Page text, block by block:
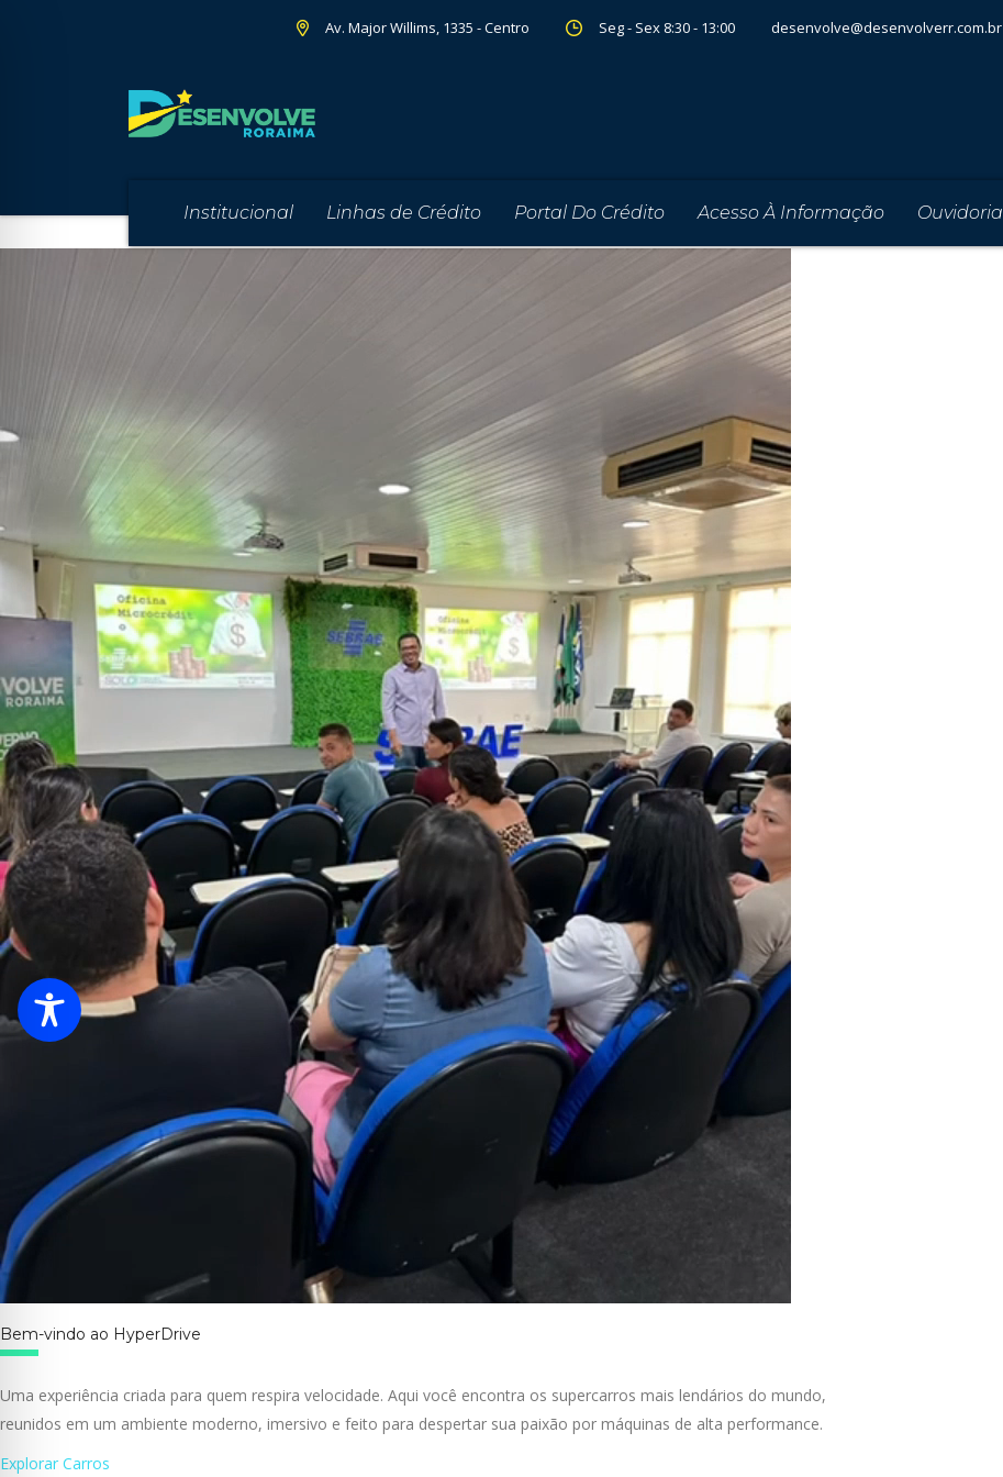
Av. Major Willims, 1335 - Centro Seg - Sex 8:30 - 13:00 desenvolve@desenvolverr.com.br
Institucional Linhas de Crédito Portal Do Crédito Acesso À Informação Ouvidoria
Bem-vindo ao HyperDrive
Uma experiência criada para quem respira velocidade. Aqui você encontra os supercarros mais lendários do mundo,
reunidos em um ambiente moderno, imersivo e feito para despertar sua paixão por máquinas de alta performance.
Explorar Carros